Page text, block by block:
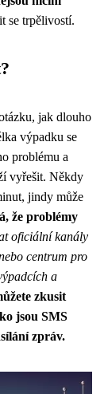
se trpělivostí.
jak dlouho
výpadku se
problému a
vyřešit. Někdy
jindy může
že problémy
oficiální kanály
centrum pro
a
zkusit
jsou SMS
zpráv.